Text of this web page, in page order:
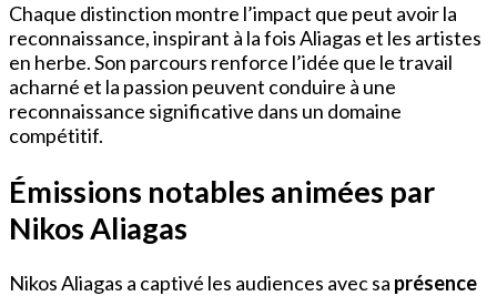
Chaque distinction montre l’impact que peut avoir la
reconnaissance, inspirant à la fois Aliagas et les artistes
en herbe. Son parcours renforce l’idée que le travail
acharné et la passion peuvent conduire à une
reconnaissance significative dans un domaine
compétitif.
Émissions notables animées par
Nikos Aliagas
Nikos Aliagas a captivé les audiences avec sa présence